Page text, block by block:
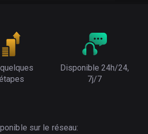
Disponible 24h/24,
7j/7
sur le réseau: